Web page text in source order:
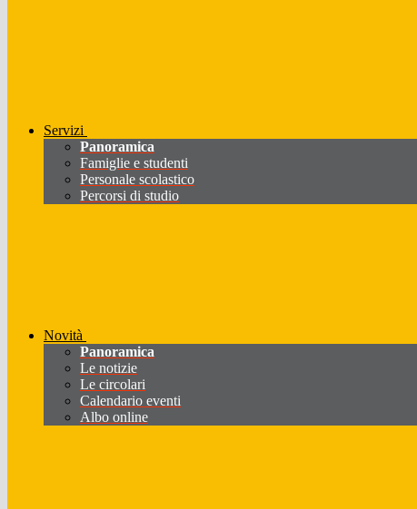
Servizi
Panoramica
Famiglie e studenti
Personale scolastico
Percorsi di studio
Novità
Panoramica
Le notizie
Le circolari
Calendario eventi
Albo online